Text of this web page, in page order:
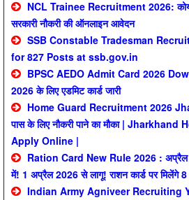
NCL Trainee Recruitment 2026:
सरकारी नौकरी की ऑनलाइन आवेदन
SSB Constable Tradesman
for 827 Posts at ssb.gov.in
BPSC AEDO Admit Card 2026
2026 के लिए एडमिट कार्ड जारी
Home Guard Recruitment 2026
पास के लिए नौकरी पाने का मौका |
Apply Online |
Ration Card New Rule 2026 : अप्रैल में
में! 1 अप्रैल 2026 से लागू! राशन कार्ड पर मिलेंगे
Indian Army Agniveer Recruiting